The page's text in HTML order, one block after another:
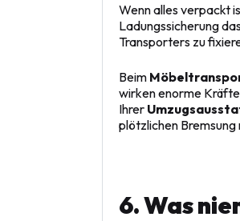
Wenn alles verpackt
Ladungssicherung
Transporters zu
Beim
wirken enorme
Ihrer
plötzlichen Bremsung
6. Was